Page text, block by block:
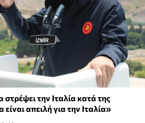
την Ιταλία κατά της
απειλή για την Ιταλία»